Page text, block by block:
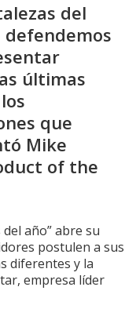
del
defendemos
últimas
que
Mike
of the
año” abre su
postulen a sus
diferentes y la
empresa líder